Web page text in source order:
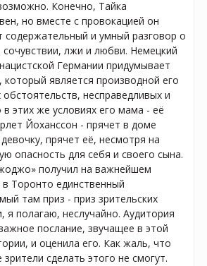
Конечно, Тайка
но вместе с провокацией он
содержательный и умный разговор о
сочувствии, лжи и любви. Немецкий
Германии придумывает
который является производной его
несправедливых и
этих же условиях его мама - её
Йоханссон - прячет в доме
прячет её, несмотря на
опасность для себя и своего сына.
получил на важнейшем
Торонто единственный
там приз - приз зрительских
я полагаю, неслучайно. Аудитория
послание, звучащее в этой
и оценила его. Как жаль, что
зрители сделать этого не смогут.